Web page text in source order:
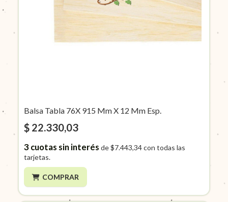
Balsa Tabla 76X 915 Mm X 12 Mm Esp.
$ 22.330,03
3cuotas sin interés de$7.443,34con todas las
tarjetas.
COMPRAR